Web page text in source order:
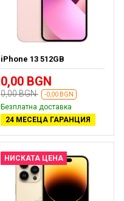
iPhone 13 512GB
0,00 BGN
0,00 BGN -0,00 BGN
Безплатна доставка
24 МЕСЕЦА ГАРАНЦИЯ
НИСКАТА ЦЕНА